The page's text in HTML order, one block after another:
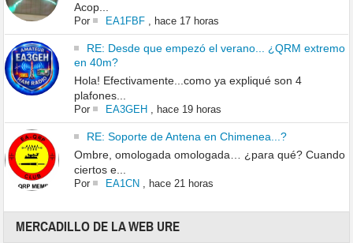
Acop...
Por EA1FBF, hace 17 horas
RE: Desde que empezó el verano... ¿QRM extremo
en 40m?
Hola! Efectivamente...como ya expliqué son 4
plafones...
Por EA3GEH , hace 19 horas
RE: Soporte de Antena en Chimenea...?
Ombre, omologada omologada… ¿para qué? Cuando
ciertos e...
Por EA1CN , hace 21 horas
MERCADILLO DE LA WEB URE